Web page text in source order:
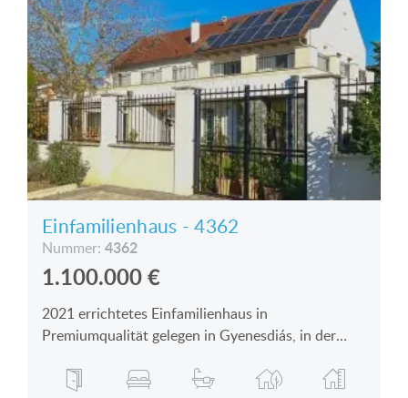
Einfamilienhaus - 4362
Nummer: 4362
1.100.000€
2021 errichtetes Einfamilienhaus in
Premiumqualität gelegen in Gyenesdiás, in der